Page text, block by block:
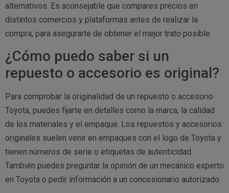
alternativos. Es aconsejable que compares precios en
distintos comercios y plataformas antes de realizar la
compra, para asegurarte de obtener el mejor trato posible.
¿Cómo puedo saber si un
repuesto o accesorio es original?
Para comprobar la originalidad de un repuesto o accesorio
Toyota, puedes fijarte en detalles como la marca, la calidad
de los materiales y el empaque. Los repuestos y accesorios
originales suelen venir en empaques con el logo de Toyota y
tienen números de serie o etiquetas de autenticidad.
También puedes preguntar la opinión de un mecánico experto
en Toyota o pedir información a un concesionario autorizado.